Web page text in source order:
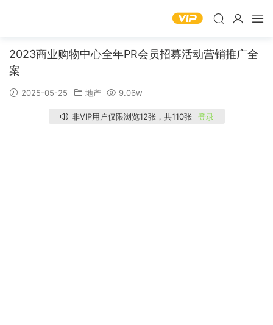
2023商业购物中心全年PR会员招募活动营销推广全
案
2025-05-25 地产 9.06w
非VIP用户仅限浏览12张，共110张 登录